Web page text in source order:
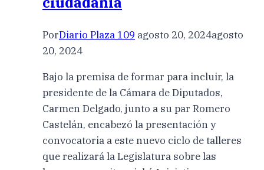
PorDiario Plaza 109 agosto 20, 2024agosto
20, 2024
Bajo la premisa de formar para incluir, la
presidente de la Cámara de Diputados,
Carmen Delgado, junto a su par Romero
Castelán, encabezó la presentación y
convocatoria a este nuevo ciclo de talleres
que realizará la Legislatura sobre las